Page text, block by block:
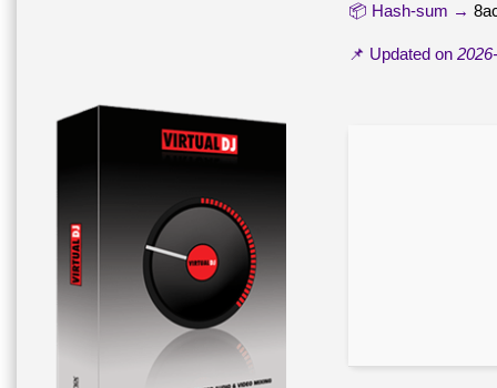
📦 Hash-sum →
📌 Updated on